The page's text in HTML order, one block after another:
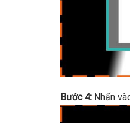
Bước 4: Nhấn